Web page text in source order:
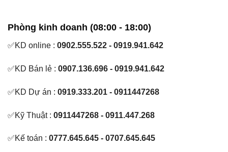
Phòng kinh doanh (08:00 - 18:00)
✅KD online : 0902.555.522 - 0919.941.642
✅KD Bán lẻ : 0907.136.696 - 0919.941.642
✅KD Dự án : 0919.333.201 - 0911447268
✅Kỹ Thuật : 0911447268 - 0911.447.268
✅Kế toán : 0777.645.645 - 0707.645.645